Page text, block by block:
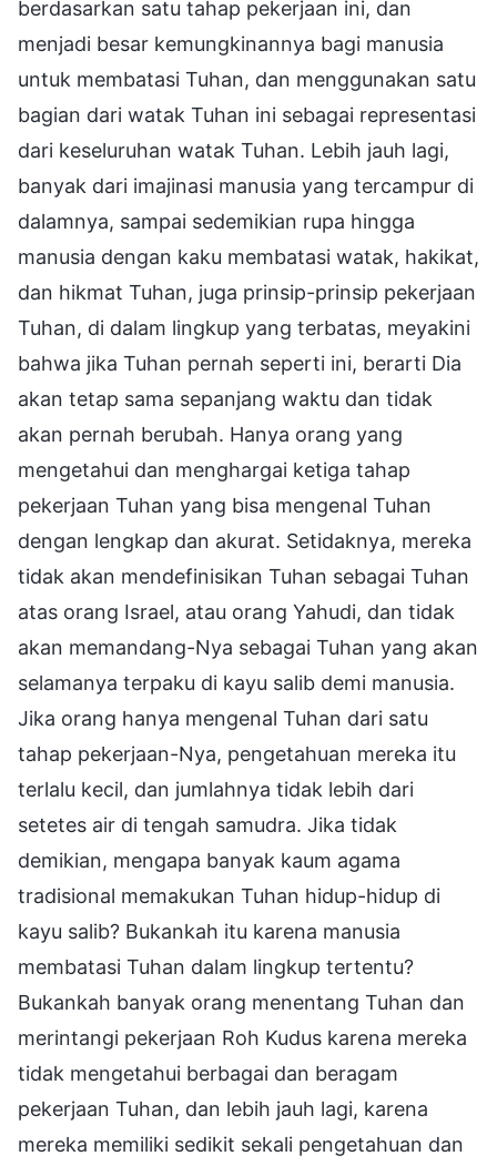
berdasarkan satu tahap pekerjaan ini, dan
menjadi besar kemungkinannya bagi manusia
untuk membatasi Tuhan, dan menggunakan satu
bagian dari watak Tuhan ini sebagai representasi
dari keseluruhan watak Tuhan. Lebih jauh lagi,
banyak dari imajinasi manusia yang tercampur di
dalamnya, sampai sedemikian rupa hingga
manusia dengan kaku membatasi watak, hakikat,
dan hikmat Tuhan, juga prinsip-prinsip pekerjaan
Tuhan, di dalam lingkup yang terbatas, meyakini
bahwa jika Tuhan pernah seperti ini, berarti Dia
akan tetap sama sepanjang waktu dan tidak
akan pernah berubah. Hanya orang yang
mengetahui dan menghargai ketiga tahap
pekerjaan Tuhan yang bisa mengenal Tuhan
dengan lengkap dan akurat. Setidaknya, mereka
tidak akan mendefinisikan Tuhan sebagai Tuhan
atas orang Israel, atau orang Yahudi, dan tidak
akan memandang-Nya sebagai Tuhan yang akan
selamanya terpaku di kayu salib demi manusia.
Jika orang hanya mengenal Tuhan dari satu
tahap pekerjaan-Nya, pengetahuan mereka itu
terlalu kecil, dan jumlahnya tidak lebih dari
setetes air di tengah samudra. Jika tidak
demikian, mengapa banyak kaum agama
tradisional memakukan Tuhan hidup-hidup di
kayu salib? Bukankah itu karena manusia
membatasi Tuhan dalam lingkup tertentu?
Bukankah banyak orang menentang Tuhan dan
merintangi pekerjaan Roh Kudus karena mereka
tidak mengetahui berbagai dan beragam
pekerjaan Tuhan, dan lebih jauh lagi, karena
mereka memiliki sedikit sekali pengetahuan dan